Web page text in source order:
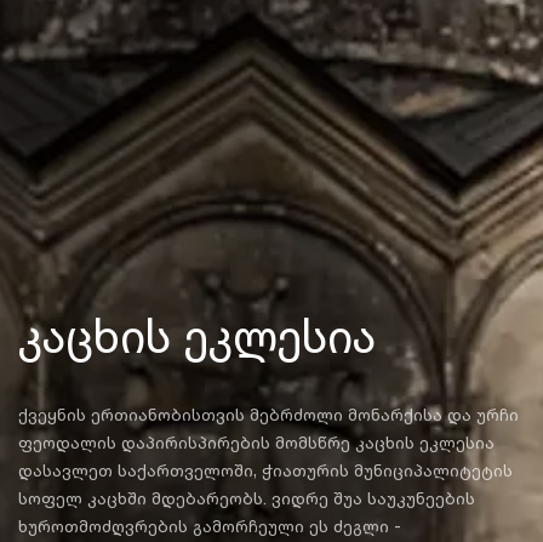
კაცხის ეკლესია
ქვეყნის ერთიანობისთვის მებრძოლი მონარქისა და ურჩი
ფეოდალის დაპირისპირების მომსწრე კაცხის ეკლესია
დასავლეთ საქართველოში, ჭიათურის მუნიციპალიტეტის
სოფელ კაცხში მდებარეობს. ვიდრე შუა საუკუნეების
ხუროთმოძღვრების გამორჩეული ეს ძეგლი -